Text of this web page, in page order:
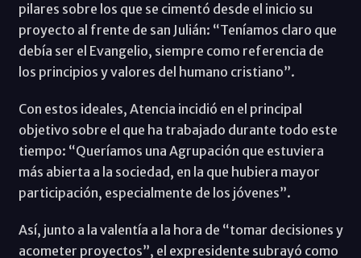
pilares sobre los que se cimentó desde el inicio su
proyecto al frente de san Julián: “Teníamos claro que
debía ser el Evangelio, siempre como referencia de
los principios y valores del humano cristiano”.
Con estos ideales, Atencia incidió en el principal
objetivo sobre el que ha trabajado durante todo este
tiempo: “Queríamos una Agrupación que estuviera
más abierta a la sociedad, en la que hubiera mayor
participación, especialmente de los jóvenes”.
Así, junto a la valentía a la hora de “tomar decisiones y
acometer proyectos”, el expresidente subrayó como